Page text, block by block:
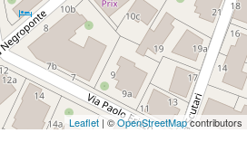
Leaflet | ©OpenStreetMapcontributors